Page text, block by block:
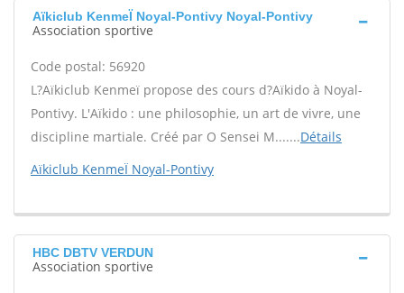
Aïkiclub KenmeÏ Noyal-Pontivy Noyal-Pontivy
Association sportive
Code postal: 56920
L?Aïkiclub Kenmeï propose des cours d?Aïkido à Noyal-
Pontivy. L'Aïkido : une philosophie, un art de vivre, une
discipline martiale. Créé par O Sensei M.......Détails
Aïkiclub KenmeÏ Noyal-Pontivy
HBC DBTV VERDUN
Association sportive